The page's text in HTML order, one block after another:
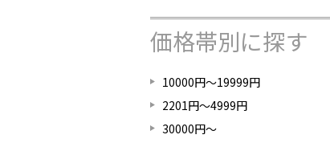
価格帯別に探す
10000円～19999円
2201円～4999円
30000円～